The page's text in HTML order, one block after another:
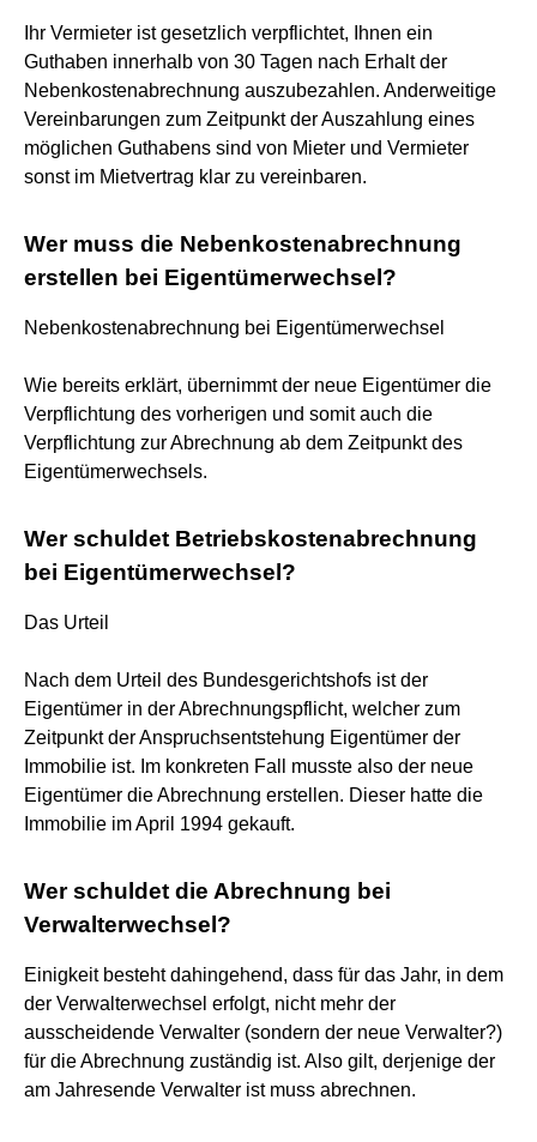
Ihr Vermieter ist gesetzlich verpflichtet, Ihnen ein
Guthaben innerhalb von 30 Tagen nach Erhalt der
Nebenkostenabrechnung auszubezahlen. Anderweitige
Vereinbarungen zum Zeitpunkt der Auszahlung eines
möglichen Guthabens sind von Mieter und Vermieter
sonst im Mietvertrag klar zu vereinbaren.
Wer muss die Nebenkostenabrechnung
erstellen bei Eigentümerwechsel?
Nebenkostenabrechnung bei Eigentümerwechsel
Wie bereits erklärt, übernimmt der neue Eigentümer die
Verpflichtung des vorherigen und somit auch die
Verpflichtung zur Abrechnung ab dem Zeitpunkt des
Eigentümerwechsels.
Wer schuldet Betriebskostenabrechnung
bei Eigentümerwechsel?
Das Urteil
Nach dem Urteil des Bundesgerichtshofs ist der
Eigentümer in der Abrechnungspflicht, welcher zum
Zeitpunkt der Anspruchsentstehung Eigentümer der
Immobilie ist. Im konkreten Fall musste also der neue
Eigentümer die Abrechnung erstellen. Dieser hatte die
Immobilie im April 1994 gekauft.
Wer schuldet die Abrechnung bei
Verwalterwechsel?
Einigkeit besteht dahingehend, dass für das Jahr, in dem
der Verwalterwechsel erfolgt, nicht mehr der
ausscheidende Verwalter (sondern der neue Verwalter?)
für die Abrechnung zuständig ist. Also gilt, derjenige der
am Jahresende Verwalter ist muss abrechnen.